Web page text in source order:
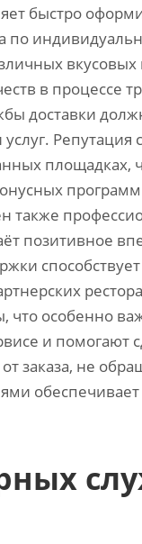
быстро
по
в процессе
доставки
площадках‚
позитивное
что особенно
и помогают
заказа‚ не